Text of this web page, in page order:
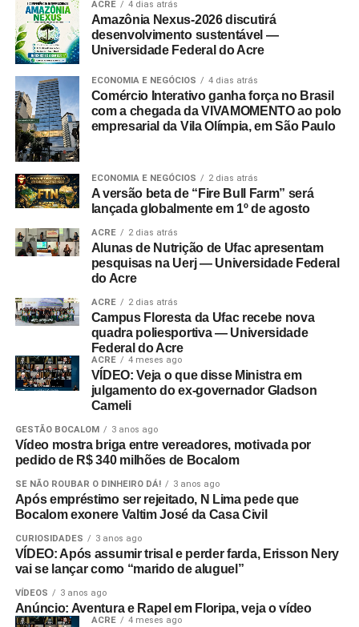
ACRE 4 dias atrás
Amazônia Nexus-2026 discutirá
desenvolvimento sustentável —
Universidade Federal do Acre
ECONOMIA E NEGÓCIOS 4 dias atrás
Comércio Interativo ganha força no Brasil
com a chegada da VIVAMOMENTO ao polo
empresarial da Vila Olímpia, em São Paulo
ECONOMIA E NEGÓCIOS 2 dias atrás
A versão beta de “Fire Bull Farm” será
lançada globalmente em 1º de agosto
ACRE 2 dias atrás
Alunas de Nutrição de Ufac apresentam
pesquisas na Uerj — Universidade Federal
do Acre
ACRE 2 dias atrás
Campus Floresta da Ufac recebe nova
quadra poliesportiva — Universidade
Federal do Acre
ACRE 4 meses ago
VÍDEO: Veja o que disse Ministra em
julgamento do ex-governador Gladson
Cameli
GESTÃO BOCALOM 3 anos ago
Vídeo mostra briga entre vereadores, motivada por
pedido de R$ 340 milhões de Bocalom
SE NÃO ROUBAR O DINHEIRO DÁ! 3 anos ago
Após empréstimo ser rejeitado, N Lima pede que
Bocalom exonere Valtim José da Casa Civil
CURIOSIDADES 3 anos ago
VÍDEO: Após assumir trisal e perder farda, Erisson Nery
vai se lançar como “marido de aluguel”
VÍDEOS 3 anos ago
Anúncio: Aventura e Rapel em Floripa, veja o vídeo
ACRE 4 meses ago